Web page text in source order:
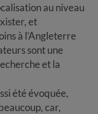
au niveau
et
à l’Angleterre
sont une
et la
été évoquée,
car,